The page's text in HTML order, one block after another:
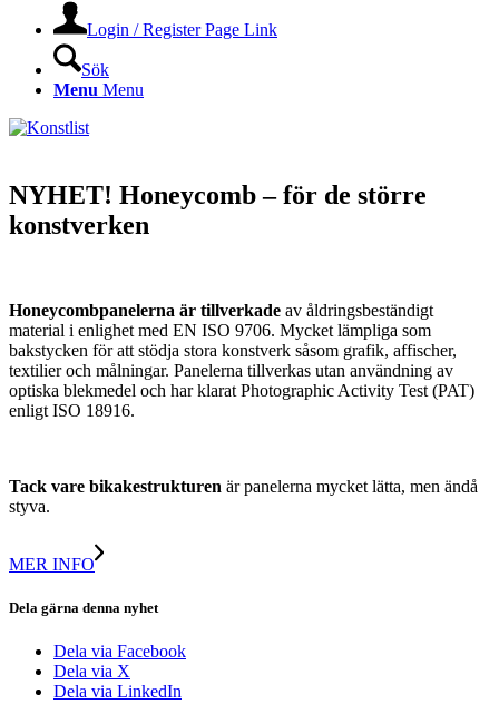
Login / Register Page Link
Sök
Menu Menu
NYHET! Honeycomb – för de större
konstverken
Honeycombpanelerna är tillverkade av åldringsbeständigt
material i enlighet med EN ISO 9706. Mycket lämpliga som
bakstycken för att stödja stora konstverk såsom grafik, affischer,
textilier och målningar. Panelerna tillverkas utan användning av
optiska blekmedel och har klarat Photographic Activity Test (PAT)
enligt ISO 18916.
Tack vare bikakestrukturen är panelerna mycket lätta, men ändå
styva.
MER INFO
Dela gärna denna nyhet
Dela via Facebook
Dela via X
Dela via LinkedIn